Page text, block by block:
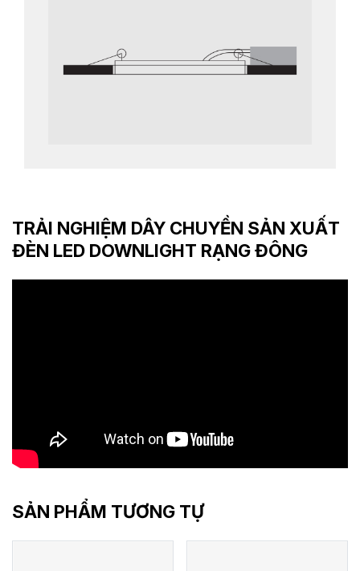
TRẢI NGHIỆM DÂY CHUYỀN SẢN XUẤT
ĐÈN LED DOWNLIGHT RẠNG ĐÔNG
SẢN PHẨM TƯƠNG TỰ